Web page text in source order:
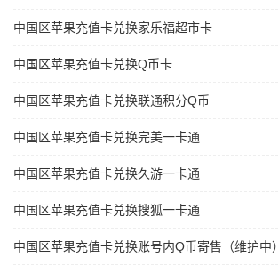
中国区苹果充值卡兑换家乐福超市卡
中国区苹果充值卡兑换Q币卡
中国区苹果充值卡兑换联通积分Q币
中国区苹果充值卡兑换完美一卡通
中国区苹果充值卡兑换久游一卡通
中国区苹果充值卡兑换搜狐一卡通
中国区苹果充值卡兑换账号内Q币寄售（维护中）